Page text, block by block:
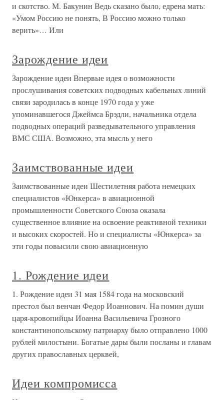
и скотство. М. Бакунин Ведь сказано было, едрена мать:
«Умом Россию не понять, В Россию можно только
верить»… Или
Зарождение идеи
Зарождение идеи Впервые идея о возможности
прослушивания советских подводных кабельных линий
связи зародилась в конце 1970 года у уже
упоминавшегося Джеймса Брэдли, начальника отдела
подводных операций разведывательного управления
ВМС США. Возможно, эта мысль у него
Заимствованные идеи
Заимствованные идеи Шестилетняя работа немецких
специалистов «Юнкерса» в авиационной
промышленности Советского Союза оказала
существенное влияние на освоение реактивной техники
и высоких скоростей. Но и специалисты «Юнкерса» за
эти годы повысили свою авиационную
1. Рождение идеи
1. Рождение идеи 31 мая 1584 года на московский
престол был венчан Федор Иоаннович. На помин души
царя-кровопийцы Иоанна Васильевича Грозного
константинопольскому патриарху было отправлено 1000
рублей милостыни. Богатые дары были посланы и главам
других православных церквей,
Идеи компромисса